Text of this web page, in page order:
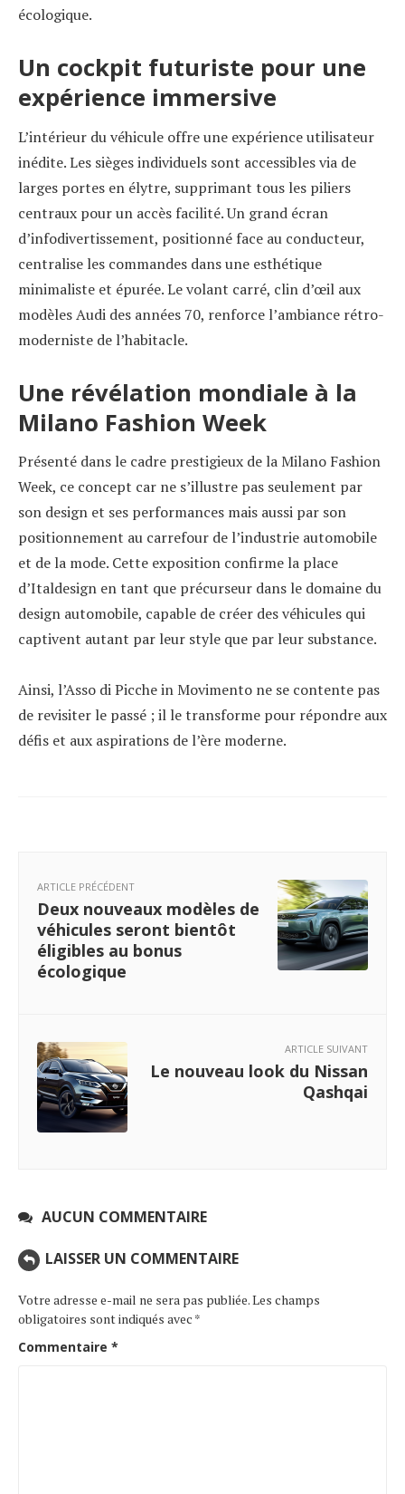
écologique.
Un cockpit futuriste pour une
expérience immersive
L’intérieur du véhicule offre une expérience utilisateur
inédite. Les sièges individuels sont accessibles via de
larges portes en élytre, supprimant tous les piliers
centraux pour un accès facilité. Un grand écran
d’infodivertissement, positionné face au conducteur,
centralise les commandes dans une esthétique
minimaliste et épurée. Le volant carré, clin d’œil aux
modèles Audi des années 70, renforce l’ambiance rétro-
moderniste de l’habitacle.
Une révélation mondiale à la
Milano Fashion Week
Présenté dans le cadre prestigieux de la Milano Fashion
Week, ce concept car ne s’illustre pas seulement par
son design et ses performances mais aussi par son
positionnement au carrefour de l’industrie automobile
et de la mode. Cette exposition confirme la place
d’Italdesign en tant que précurseur dans le domaine du
design automobile, capable de créer des véhicules qui
captivent autant par leur style que par leur substance.
Ainsi, l’Asso di Picche in Movimento ne se contente pas
de revisiter le passé ; il le transforme pour répondre aux
défis et aux aspirations de l’ère moderne.
ARTICLE PRÉCÉDENT
Deux nouveaux modèles de
véhicules seront bientôt
éligibles au bonus
écologique
ARTICLE SUIVANT
Le nouveau look du Nissan
Qashqai
AUCUN COMMENTAIRE
LAISSER UN COMMENTAIRE
Votre adresse e-mail ne sera pas publiée.Les champs
obligatoires sont indiqués avec *
Commentaire *